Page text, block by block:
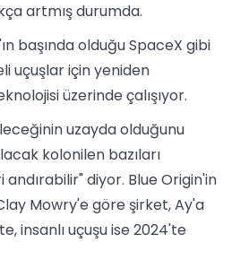
artmış durumda.
başında olduğu SpaceX gibi
uçuşlar için yeniden
üzerinde çalışıyor.
uzayda olduğunu
kolonilen bazıları
diyor. Blue Origin'in
Mowry'e göre şirket, Ay'a
insanlı uçuşu ise 2024'te